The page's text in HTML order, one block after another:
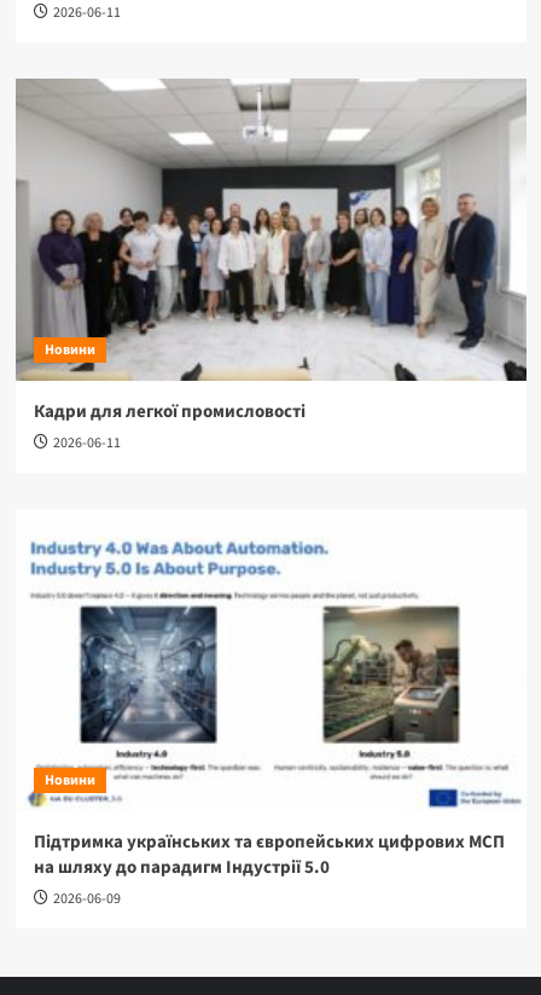
2026-06-11
Новини
Кадри для легкої промисловості
2026-06-11
Новини
Підтримка українських та європейських цифрових МСП
на шляху до парадигм Індустрії 5.0
2026-06-09